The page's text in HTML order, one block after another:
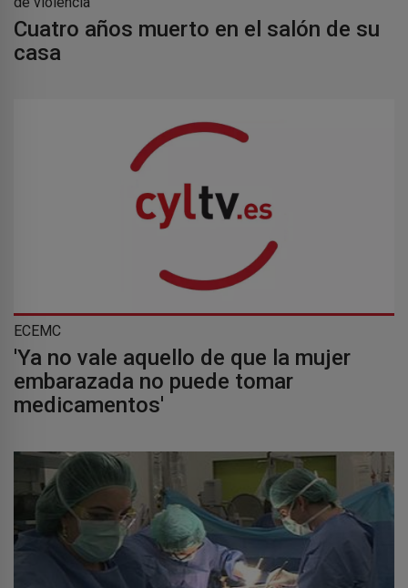
Cuatro años muerto en el salón de su
casa
ECEMC
'Ya no vale aquello de que la mujer
embarazada no puede tomar
medicamentos'